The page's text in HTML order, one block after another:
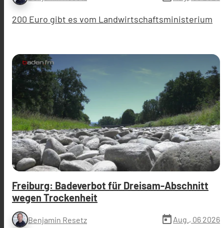
200 Euro gibt es vom Landwirtschaftsministerium
Freiburg: Badeverbot für Dreisam-Abschnitt
wegen Trockenheit
Benjamin Resetz today Aug., 06 2026